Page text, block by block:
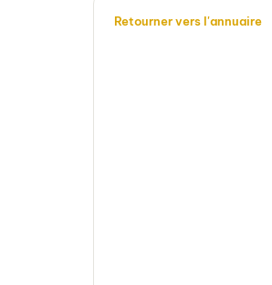
Retourner vers l'annuaire